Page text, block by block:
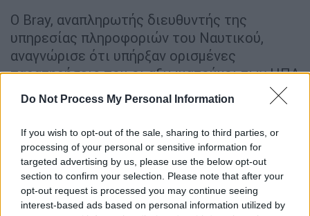
Do Not Process My Personal Information
If you wish to opt-out of the sale, sharing to third parties, or
processing of your personal or sensitive information for
targeted advertising by us, please use the below opt-out
section to confirm your selection. Please note that after your
opt-out request is processed you may continue seeing
interest-based ads based on personal information utilized by
Ο Bray, αναπληρωτής διευθυντής της
υπηρεσίας πληροφοριών του Ναυτικού,
αναγνώρισε ότι υπήρξαν ορισμένες
παρατηρήσεις που οι αξιωματούχοι των ΗΠΑ
δεν μπορούν να εξηγήσουν». Ορισμένες από
αυτές αφορούσαν περιπτώσεις στις οποίες
υπήρχαν πολύ λίγα δεδομένα για να
δημιουργηθεί μια λογική εξήγηση, δήλωσε ο
ίδιος.
Από πλευράς του, ο Ronald Moultrie, ο
οποίος επιβλέπει μια νέα ομάδα, υπαγόμενη